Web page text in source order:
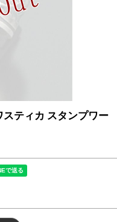
ティカ スタンプワー